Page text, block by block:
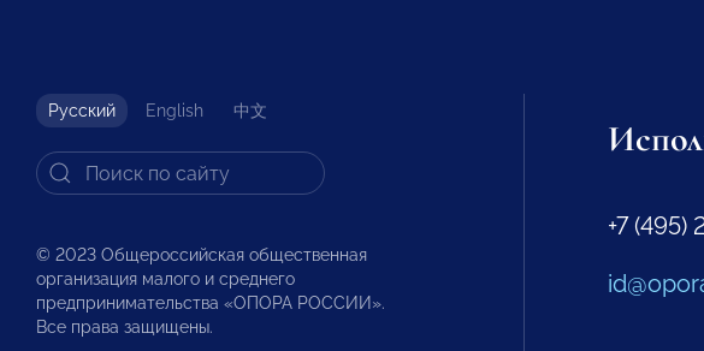
Русский English 中文
© 2023 Общероссийская общественная
организация малого и среднего
предпринимательства «ОПОРА РОССИИ».
Все права защищены.
+7 (495)